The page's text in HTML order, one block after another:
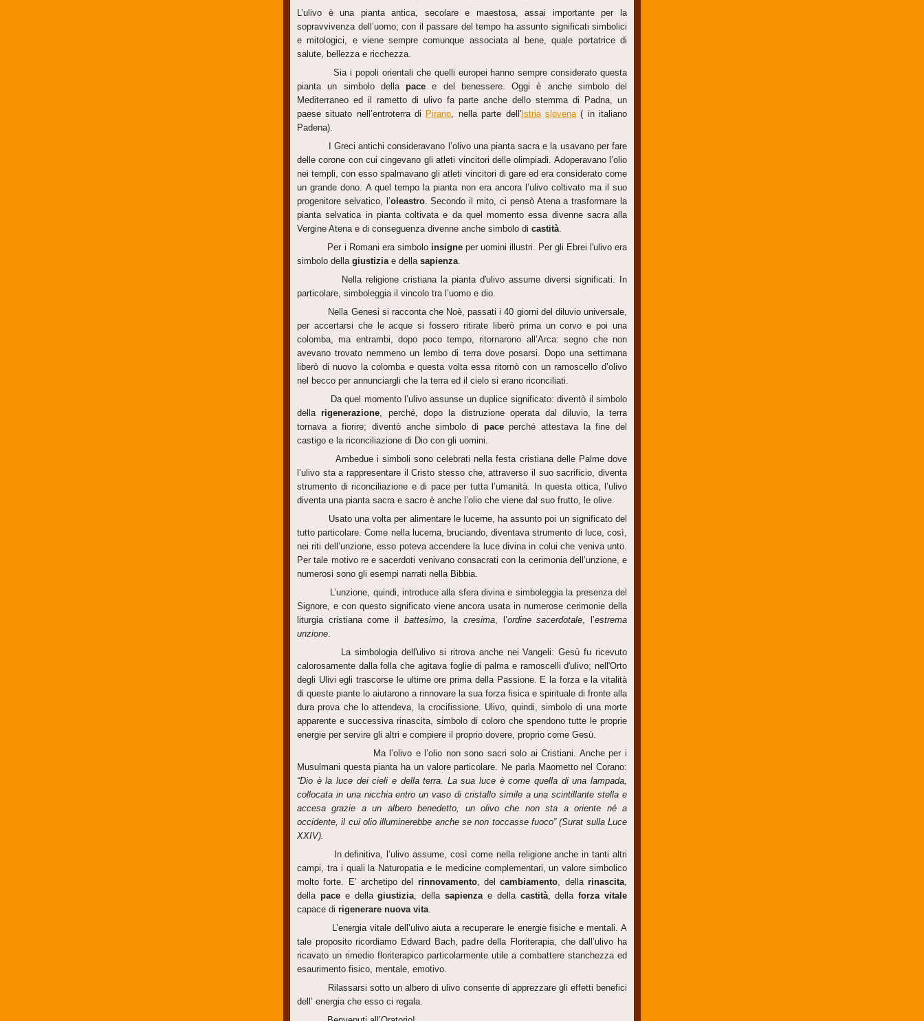
L’ulivo è una pianta antica, secolare e maestosa, assai importante per la
sopravvivenza dell’uomo; con il passare del tempo ha assunto significati simbolici
e mitologici, e viene sempre comunque associata al bene, quale portatrice di
salute, bellezza e ricchezza.
Sia i popoli orientali che quelli europei hanno sempre considerato questa
pianta un simbolo della pace e del benessere. Oggi è anche simbolo del
Mediterraneo ed il rametto di ulivo fa parte anche dello stemma di Padna, un
paese situato nell’entroterra di Pirano, nella parte dell'Istria slovena( in italiano
Padena).
I Greci antichi consideravano l’olivo una pianta sacra e la usavano per fare
delle corone con cui cingevano gli atleti vincitori delle olimpiadi. Adoperavano l’olio
nei templi, con esso spalmavano gli atleti vincitori di gare ed era considerato come
un grande dono. A quel tempo la pianta non era ancora l’ulivo coltivato ma il suo
progenitore selvatico, l’oleastro. Secondo il mito, ci pensò Atena a trasformare la
pianta selvatica in pianta coltivata e da quel momento essa divenne sacra alla
Vergine Atena e di conseguenza divenne anche simbolo di castità.
Per i Romani era simbolo insigneper uomini illustri. Per gli Ebrei l'ulivo era
simbolo della giustiziae della sapienza.
Nella religione cristiana la pianta d'ulivo assume diversi significati. In
particolare, simboleggia il vincolo tra l’uomo e dio.
Nella Genesi si racconta che Noè, passati i 40 giorni del diluvio universale,
per accertarsi che le acque si fossero ritirate liberò prima un corvo e poi una
colomba, ma entrambi, dopo poco tempo, ritornarono all’Arca: segno che non
avevano trovato nemmeno un lembo di terra dove posarsi. Dopo una settimana
liberò di nuovo la colomba e questa volta essa ritornò con un ramoscello d’olivo
nel becco per annunciargli che la terra ed il cielo si erano riconciliati.
Da quel momento l’ulivo assunse un duplice significato: diventò il simbolo
dellarigenerazione, perché, dopo la distruzione operata dal diluvio, la terra
tornava a fiorire; diventò anche simbolo di paceperché attestava la fine del
castigo e la riconciliazione di Dio con gli uomini.
Ambedue i simboli sono celebrati nella festa cristiana delle Palme dove
l’ulivo sta a rappresentare il Cristo stesso che, attraverso il suo sacrificio, diventa
strumento di riconciliazione e di pace per tutta l’umanità. In questa ottica, l’ulivo
diventa una pianta sacra e sacro è anche l’olio che viene dal suo frutto, le olive.
Usato una volta per alimentare le lucerne, ha assunto poi un significato del
tutto particolare. Come nella lucerna, bruciando, diventava strumento di luce, così,
nei riti dell’unzione, esso poteva accendere la luce divina in colui che veniva unto.
Per tale motivo re e sacerdoti venivano consacrati con la cerimonia dell’unzione, e
numerosi sono gli esempi narrati nella Bibbia.
L’unzione, quindi, introduce alla sfera divina e simboleggia la presenza del
Signore, e con questo significato viene ancora usata in numerose cerimonie della
liturgia cristiana come il battesimo, lacresima, l’ordine sacerdotale, l’estrema
unzione.
La simbologia dell'ulivo si ritrova anche nei Vangeli: Gesù fu ricevuto
calorosamente dalla folla che agitava foglie di palma e ramoscelli d'ulivo; nell'Orto
degli Ulivi egli trascorse le ultime ore prima della Passione. E la forza e la vitalità
di queste piante lo aiutarono a rinnovare la sua forza fisica e spirituale di fronte alla
dura prova che lo attendeva, la crocifissione. Ulivo, quindi, simbolo di una morte
apparente e successiva rinascita, simbolo di coloro che spendono tutte le proprie
energie per servire gli altri e compiere il proprio dovere, proprio come Gesù.
Ma l’olivo e l’olio non sono sacri solo ai Cristiani. Anche per i
Musulmani questa pianta ha un valore particolare. Ne parla Maometto nel Corano:
“Dio è la luce dei cieli e della terra. La sua luce è come quella di una lampada,
collocata in una nicchia entro un vaso di cristallo simile a una scintillante stella e
accesa grazie a un albero benedetto, un olivo che non sta a oriente né a
occidente, il cui olio illuminerebbe anche se non toccasse fuoco” (Surat sulla Luce
XXIV).
In definitiva, l’ulivo assume, così come nella religione anche in tanti altri
campi, tra i quali la Naturopatia e le medicine complementari, un valore simbolico
molto forte. E’ archetipo del rinnovamento, delcambiamento, dellarinascita,
della pacee dellagiustizia, dellasapienzae della castità, dellaforza vitale
capace di rigenerare nuova vita.
L’energia vitale dell’ulivo aiuta a recuperare le energie fisiche e mentali. A
tale proposito ricordiamo Edward Bach, padre della Floriterapia, che dall’ulivo ha
ricavato un rimedio floriterapico particolarmente utile a combattere stanchezza ed
esaurimento fisico, mentale, emotivo.
Rilassarsi sotto un albero di ulivo consente di apprezzare gli effetti benefici
dell’ energia che esso ci regala.